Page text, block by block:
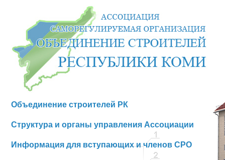
Объединение строителей РК
Структура и органы управления Ассоциации
Информация для вступающих и членов СРО